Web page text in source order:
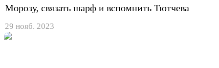
Морозу, связать шарф и вспомнить Тютчева
29 нояб. 2023